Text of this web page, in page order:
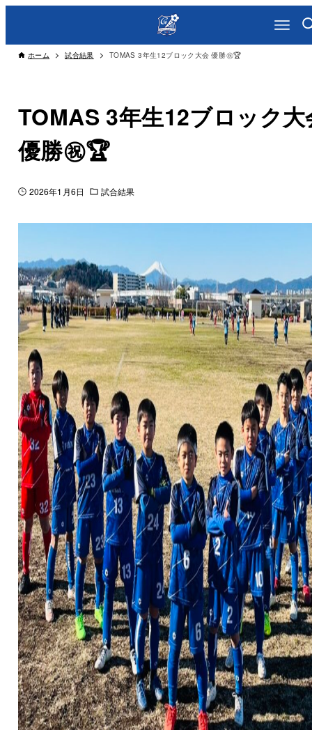
ホーム 試合結果 TOMAS 3年生12ブロック大会 優勝㊗️🏆
TOMAS 3年生12ブロック大
優勝㊗️🏆
2026年1月6日 試合結果